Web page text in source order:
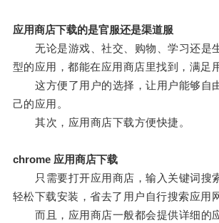
应用商店下载的是官服还是渠道服
无论是游戏、社交、购物、学习还是
型的应用，都能在应用商店里找到，满足
这方便了用户的选择，让用户能够自
己的应用。
其次，应用商店下载方便快捷。
chrome 应用商店下载
只需要打开应用商店，输入关键词搜
轻松下载安装，省去了用户自行搜索应用
而且，应用商店一般都会提供详细的